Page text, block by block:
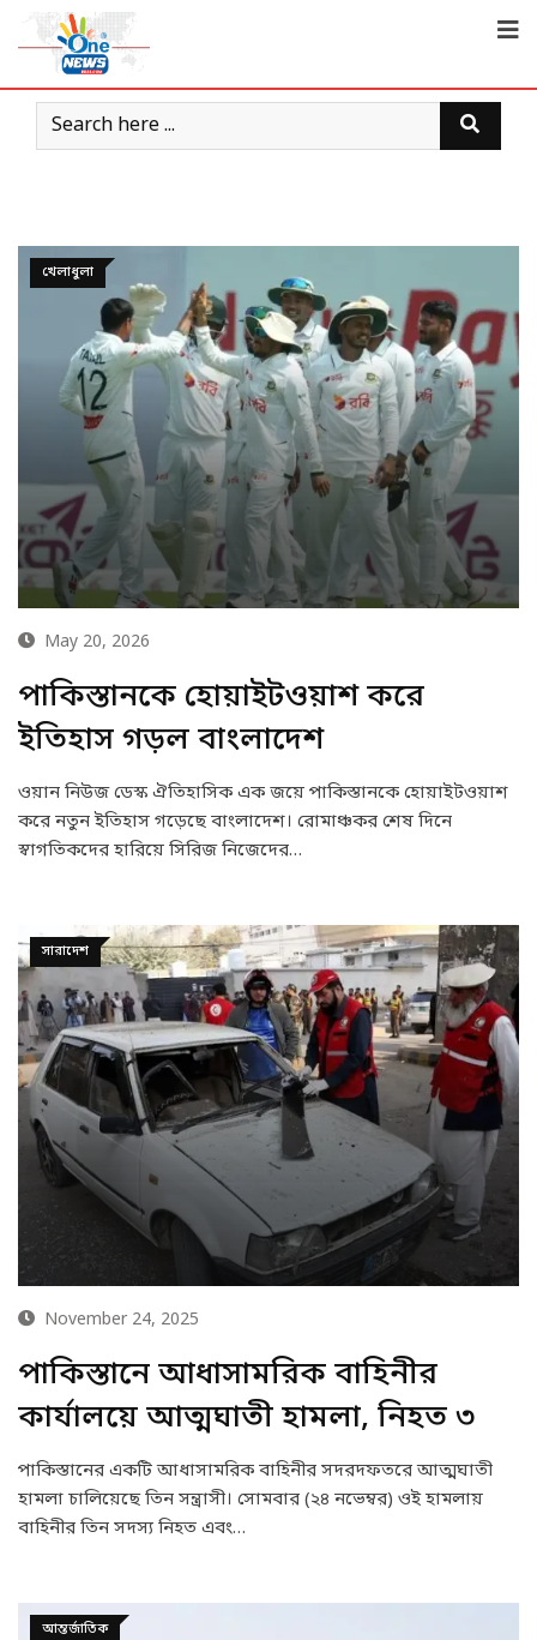
খেলাধুলা
May 20, 2026
পাকিস্তানকে হোয়াইটওয়াশ করে
ইতিহাস গড়ল বাংলাদেশ
ওয়ান নিউজ ডেস্ক ঐতিহাসিক এক জয়ে পাকিস্তানকে হোয়াইটওয়াশ
করে নতুন ইতিহাস গড়েছে বাংলাদেশ। রোমাঞ্চকর শেষ দিনে
স্বাগতিকদের হারিয়ে সিরিজ নিজেদের…
সারাদেশ
November 24, 2025
পাকিস্তানে আধাসামরিক বাহিনীর
কার্যালয়ে আত্মঘাতী হামলা, নিহত ৩
পাকিস্তানের একটি আধাসামরিক বাহিনীর সদরদফতরে আত্মঘাতী
হামলা চালিয়েছে তিন সন্ত্রাসী। সোমবার (২৪ নভেম্বর) ওই হামলায়
বাহিনীর তিন সদস্য নিহত এবং…
আন্তর্জাতিক